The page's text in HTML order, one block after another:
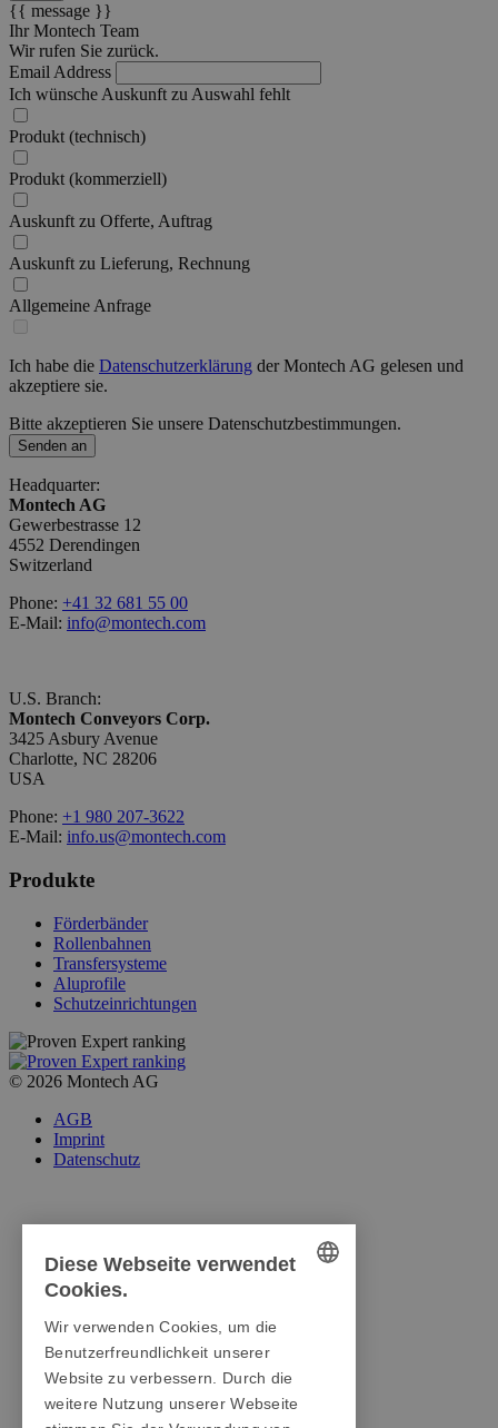
{{ message }}
Ihr Montech Team
Wir rufen Sie zurück.
Email Address
Ich wünsche Auskunft zu Auswahl fehlt
Produkt (technisch)
Produkt (kommerziell)
Auskunft zu Offerte, Auftrag
Auskunft zu Lieferung, Rechnung
Allgemeine Anfrage
Ich habe die Datenschutzerklärung der Montech AG gelesen und
akzeptiere sie.
Bitte akzeptieren Sie unsere Datenschutzbestimmungen.
Senden an
Headquarter:
Montech AG
Gewerbestrasse 12
4552 Derendingen
Switzerland
Phone: +41 32 681 55 00
E-Mail: info@montech.com
U.S. Branch:
Montech Conveyors Corp.
3425 Asbury Avenue
Charlotte, NC 28206
USA
Phone: +1 980 207-3622
E-Mail: info.us@montech.com
Produkte
Förderbänder
Rollenbahnen
Transfersysteme
Aluprofile
Schutzeinrichtungen
© 2026 Montech AG
AGB
Imprint
Datenschutz
ENGLISH
ITALIAN
Diese Webseite verwendet
Cookies.
Wir verwenden Cookies, um die
Benutzerfreundlichkeit unserer
Website zu verbessern. Durch die
weitere Nutzung unserer Webseite